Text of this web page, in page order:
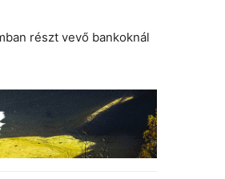
részt vevő bankoknál